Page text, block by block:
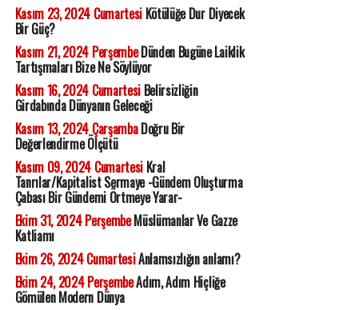
Kasım 23, 2024 CumartesiKötülüğe Dur Diyecek
Bir Güç?
Kasım 21, 2024 PerşembeDünden Bugüne Laiklik
Tartışmaları Bize Ne Söylüyor
Kasım 16, 2024 CumartesiBelirsizliğin
Girdabında Dünyanın Geleceği
Kasım 13, 2024 ÇarşambaDoğru Bir
Değerlendirme Ölçütü
Kasım 09, 2024 CumartesiKral
Tanrılar/Kapitalist Sermaye -Gündem Oluşturma
Çabası Bir Gündemi Örtmeye Yarar-
Ekim 31, 2024 PerşembeMüslümanlar Ve Gazze
Katliamı
Ekim 26, 2024 CumartesiAnlamsızlığın anlamı?
Ekim 24, 2024 PerşembeAdım, Adım Hiçliğe
Gömülen Modern Dünya